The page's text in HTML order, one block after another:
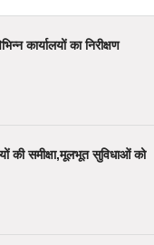
कार्यालयों का निरीक्षण
की समीक्षा,मूलभूत सुविधाओं को